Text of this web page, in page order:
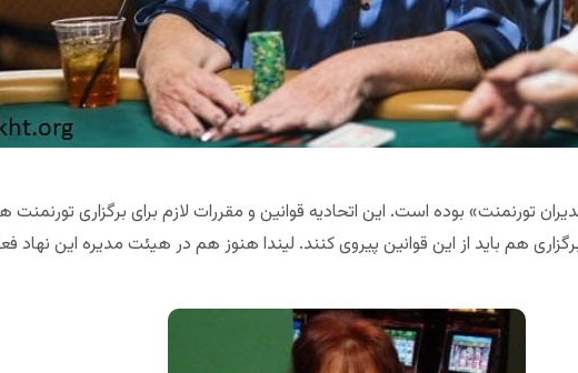
تورنمنت» بوده است. این اتحادیه قوانین و مقررات لازم برای برگزاری
هم باید از این قوانین پیروی کنند. لیندا هنوز هم در هیئت مدیره این نهاد